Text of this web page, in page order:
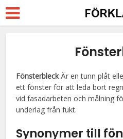
FönsterbleckÄr en tunn plåt
ett fönster för att leda bort
vid fasadarbeten och målning
underlag från fukt.
Synonymer till